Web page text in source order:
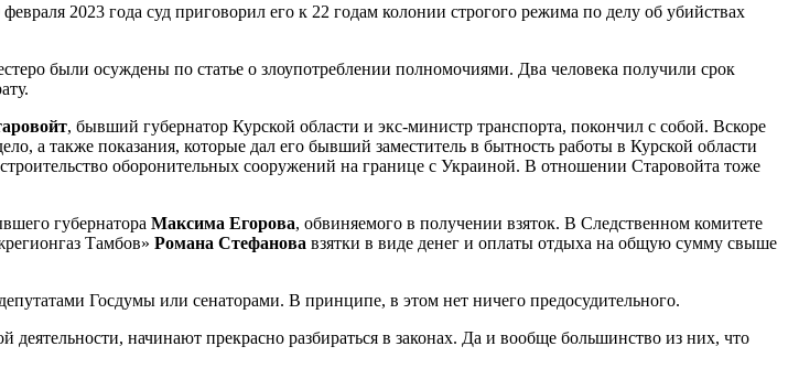
2023 года суд приговорил его к 22 годам колонии строгого режима по делу об убийствах
были осуждены по статье о злоупотреблении полномочиями. Два человека получили срок
, бывший губернатор Курской области и экс-министр транспорта, покончил с собой. Вскоре
а также показания, которые дал его бывший заместитель в бытность работы в Курской области
оборонительных сооружений на границе с Украиной. В отношении Старовойта тоже
губернатора Максима Егорова, обвиняемого в получении взяток. В Следственном комитете
Тамбов» Романа Стефанова взятки в виде денег и оплаты отдыха на общую сумму свыше
Госдумы или сенаторами. В принципе, в этом нет ничего предосудительного.
начинают прекрасно разбираться в законах. Да и вообще большинство из них, что